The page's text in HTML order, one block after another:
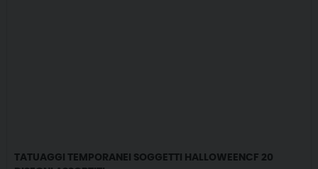
TATUAGGI TEMPORANEI SOGGETTI HALLOWEENCF 20